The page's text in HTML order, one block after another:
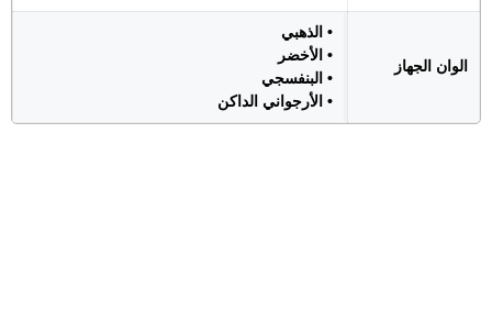
الوان الجهاز
• الذهبي
• الأخضر
• البنفسجي
• الأرجواني الداكن